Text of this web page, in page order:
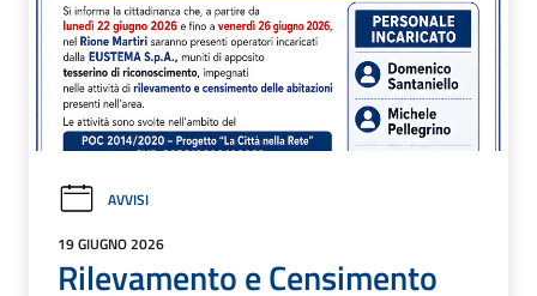
AVVISI
19 GIUGNO 2026
Rilevamento e Censimento